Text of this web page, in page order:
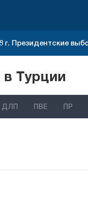
г. Президентские
Турции
ДЛП ПВЕ ПР